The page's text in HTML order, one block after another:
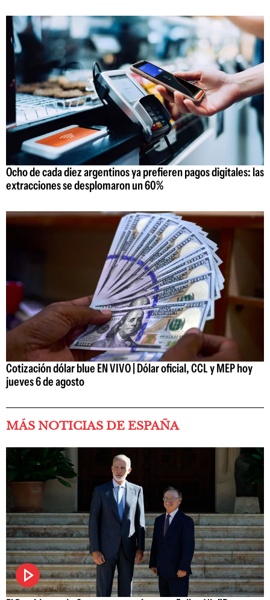
Ocho de cada diez argentinos ya prefieren pagos digitales: las
extracciones se desplomaron un 60%
Cotización dólar blue EN VIVO | Dólar oficial, CCL y MEP hoy
jueves 6 de agosto
MÁS NOTICIAS DE ESPAÑA